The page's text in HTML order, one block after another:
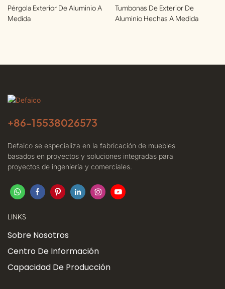
Pérgola Exterior De Aluminio A
Medida
Tumbonas De Exterior De
Aluminio Hechas A Medida
+86-15538026573
Defaico se especializa en la fabricación de muebles
basados ​​en proyectos y soluciones integradas para
proyectos de ingeniería y comerciales.
LINKS
Sobre Nosotros
Centro De Información
Capacidad De Producción